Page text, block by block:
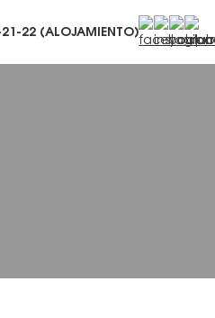
22 (ALOJAMIENTO)